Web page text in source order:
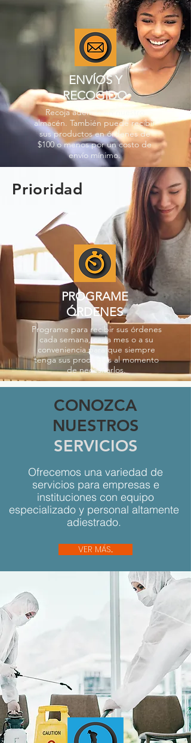
ENVÍOS Y
RECOGIDO
Recoja además en nuestro
almacén. También puede recibir
sus productos en órdenes de
$100 o menos por un costo de
envío mínimo.
Prioridad
PROGRAME
ÓRDENES
Programe para recibir sus órdenes
cada semana, cada mes o a su
conveniencia para que siempre
tenga sus productos al momento
de necesitarlos.
CONOZCA
NUESTROS
SERVICIOS
Ofrecemos una variedad de
servicios para empresas e
instituciones con equipo
especializado y personal altamente
adiestrado.
VER MÁS...